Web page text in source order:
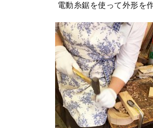
電動糸鋸を使って外形を